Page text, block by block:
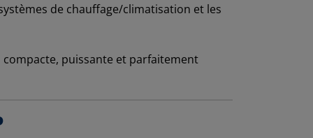
de chauffage/climatisation et les
puissante et parfaitement